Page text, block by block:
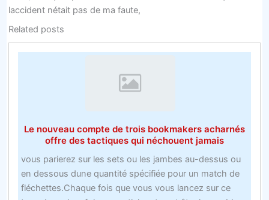
laccident nétait pas de ma faute,
Related posts
Le nouveau compte de trois bookmakers acharnés
offre des tactiques qui néchouent jamais
vous parierez sur les sets ou les jambes au-dessus ou
en dessous dune quantité spécifiée pour un match de
fléchettes.Chaque fois que vous vous lancez sur ce